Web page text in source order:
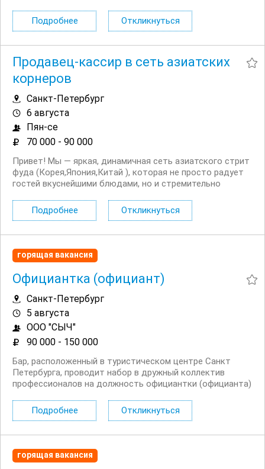
или пешком. Условия: Прозрачный доход без штрафов.
Страховка на время доставок. ...
Подробнее Откликнуться
Продавец-кассир в сеть азиатских
корнеров
Санкт-Петербург
6 августа
Пян-се
70 000 - 90 000
Привет! Мы — яркая, динамичная сеть азиатского стрит
фуда (Корея,Япония,Китай ), которая не просто радует
гостей вкуснейшими блюдами, но и стремительно
новую локацию рядом С М.балтийская! МЫ предлагаем:
Сменный график работы: обсуждается...
Подробнее Откликнуться
горящая вакансия
Официантка (официант)
Санкт-Петербург
5 августа
ООО "СЫЧ"
90 000 - 150 000
Бар, расположенный в туристическом центре Санкт
Петербурга, проводит набор в дружный коллектив
профессионалов на должность официантки (официанта)
работы, 2/2 с 19:00 до 07:00 (можно подкорректировать).
Опыт работы не важен, предусмотрено...
Подробнее Откликнуться
горящая вакансия